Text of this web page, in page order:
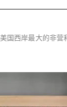
国西岸最大的非